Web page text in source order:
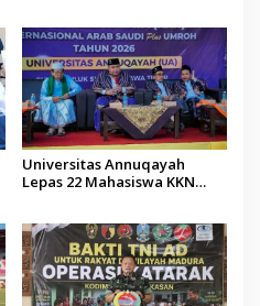
Universitas Annuqayah
Lepas 22 Mahasiswa KKN